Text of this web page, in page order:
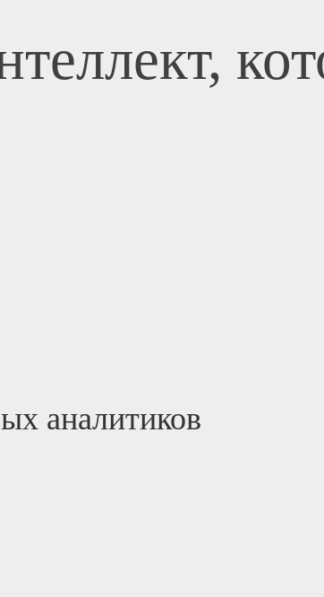
аналитиков